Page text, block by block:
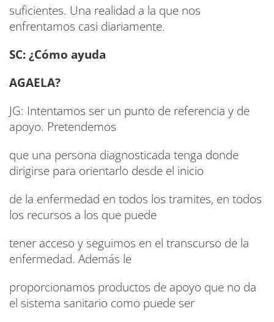
suficientes. Una realidad a la que nos
enfrentamos casi diariamente.
SC: ¿Cómo ayuda
AGAELA?
JG: Intentamos ser un punto de referencia y de
apoyo. Pretendemos
que una persona diagnosticada tenga donde
dirigirse para orientarlo desde el inicio
de la enfermedad en todos los tramites, en todos
los recursos a los que puede
tener acceso y seguimos en el transcurso de la
enfermedad. Además le
proporcionamos productos de apoyo que no da
el sistema sanitario como puede ser